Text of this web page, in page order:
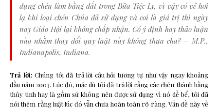
dụng chén làm bằng đất trong Bữa Tiệc Ly, vì vậy có vẻ hơi
lạ khi loại chén Chúa đã sử dụng và coi là giá trị thì ngày
nay Giáo Hội lại không chấp nhận. Có ý định hay thảo luận
nào nhằm thay đổi quy luật này không thưa cha? – M.P.,
Indianapolis, Indiana.
Trả lời: Chúng tôi đã trả lời câu hỏi tương tự như vậy ngay khoảng
đầu năm 2003. Lúc đó, mặc dù tôi đã trả lời rằng các chén thánh bằng
thủy tinh hay là gốm sứ không nên được sử dụng vì nó dễ bể, tôi đã
nói thêm rằng luật lúc đó vẫn chưa hoàn toàn rõ ràng. Vấn đề này về